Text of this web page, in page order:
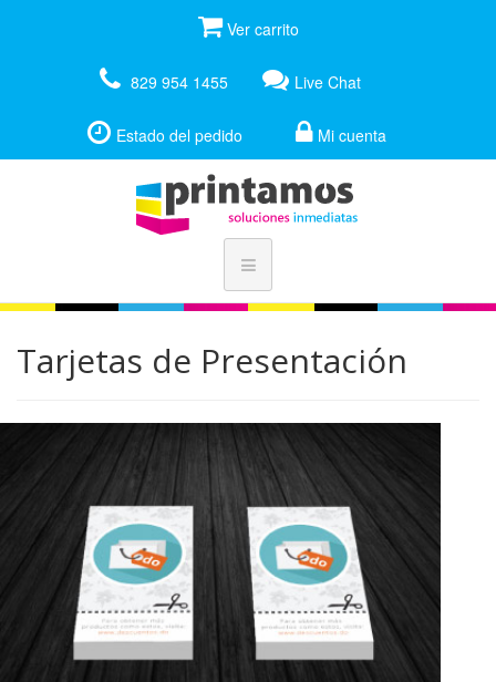
Ver carrito
829 954 1455 Live Chat
Estado del pedido Mi cuenta
Tarjetas de Presentación